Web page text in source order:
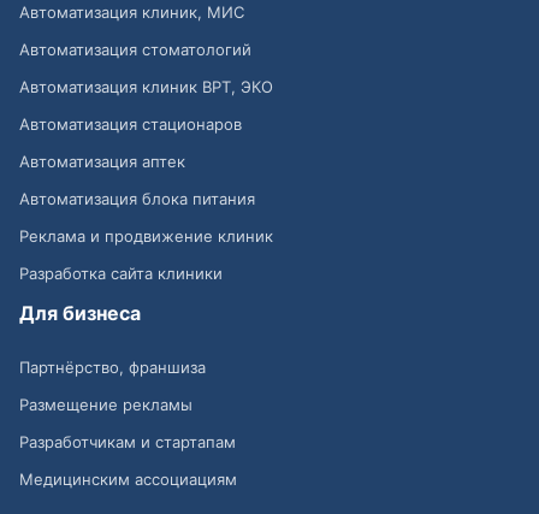
Автоматизация клиник, МИС
Автоматизация стоматологий
Автоматизация клиник ВРТ, ЭКО
Автоматизация стационаров
Автоматизация аптек
Автоматизация блока питания
Реклама и продвижение клиник
Разработка сайта клиники
Для бизнеса
Партнёрство, франшиза
Размещение рекламы
Разработчикам и стартапам
Медицинским ассоциациям